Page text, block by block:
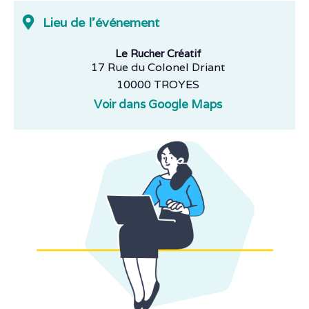
Lieu de l'événement
Le Rucher Créatif
17 Rue du Colonel Driant
10000 TROYES
Voir dans Google Maps